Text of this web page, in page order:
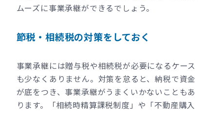
ムーズに事業承継ができるでしょう。
節税・相続税の対策をしておく
事業承継には贈与税や相続税が必要になるケース
も少なくありません。対策を怠ると、納税で資金
が底をつき、事業承継がうまくいかないこともあ
ります。「相続時精算課税制度」や「不動産購入